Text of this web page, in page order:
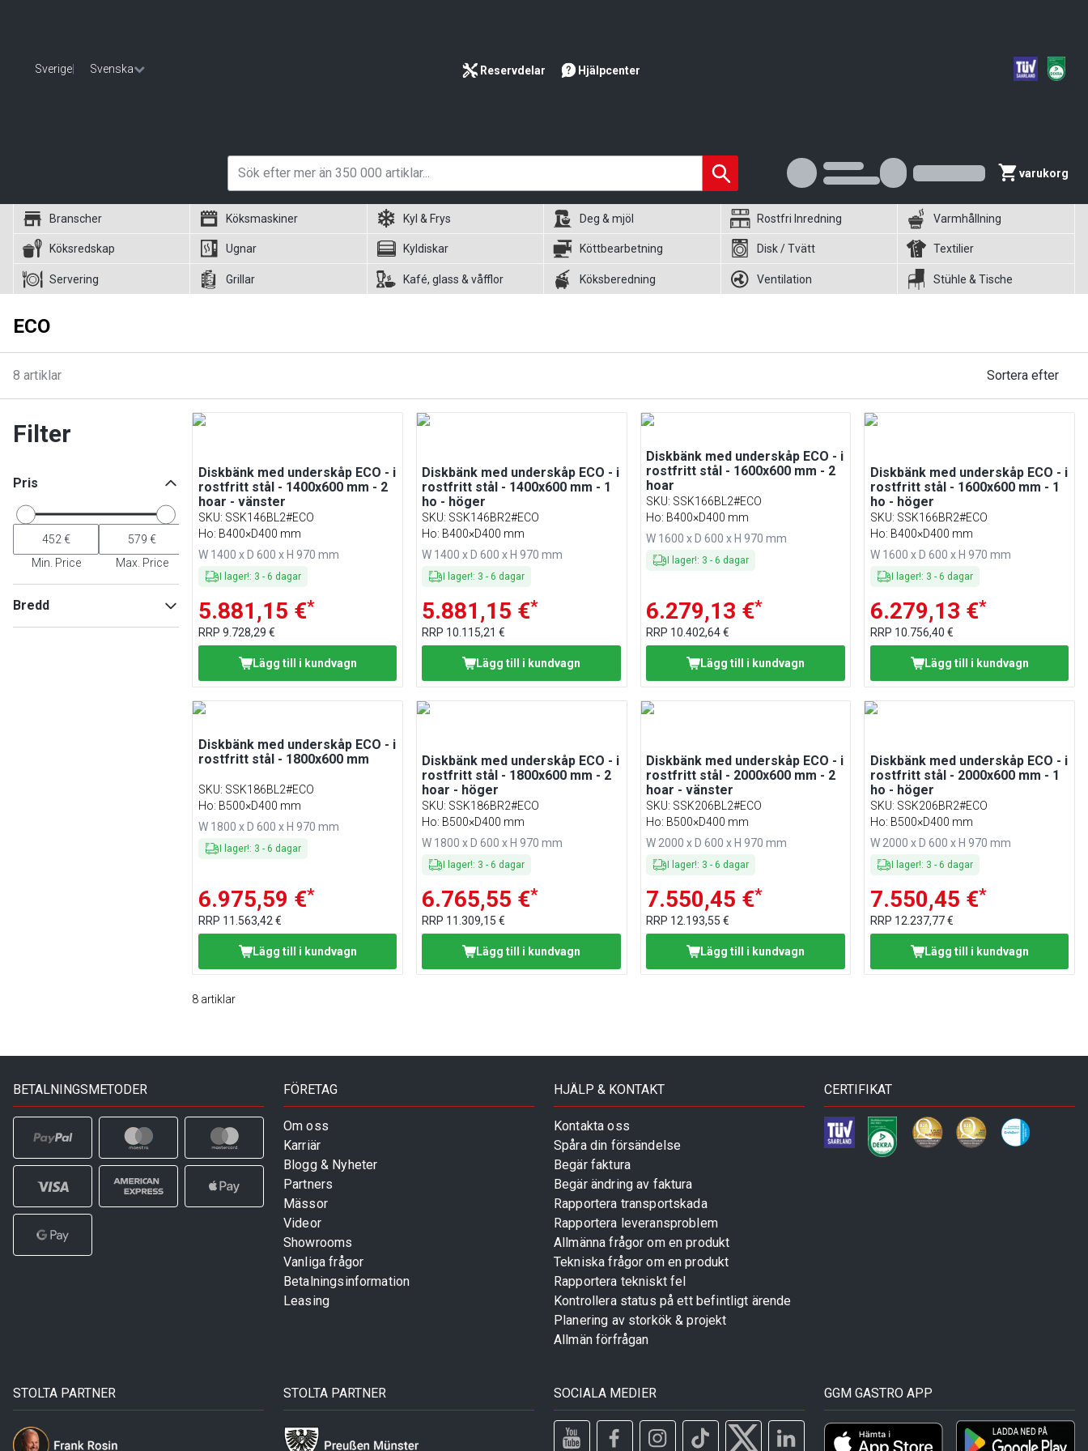
Sverige Svenska Reservdelar Hjälpcenter
varukorg
Branscher Köksmaskiner Kyl & Frys Deg & mjöl Rostfri Inredning Varmhållning
Köksredskap Ugnar Kyldiskar Köttbearbetning Disk / Tvätt Textilier
Servering Grillar Kafé, glass & våfflor Köksberedning Ventilation Stühle & Tische
ECO
8 artiklar Sortera efter
Filter
Pris
Min. Price Max. Price
Bredd
Diskbänk med underskåp ECO - i
rostfritt stål - 1400x600 mm - 2
hoar - vänster
SKU: SSK146BL2#ECO
Ho: B400×D400 mm
W 1400 x D 600 x H 970 mm
I lager!: 3 - 6 dagar
5.881,15 €*
RRP 9.728,29 €
Lägg till i kundvagn
Diskbänk med underskåp ECO - i
rostfritt stål - 1400x600 mm - 1
ho - höger
SKU: SSK146BR2#ECO
Ho: B400×D400 mm
W 1400 x D 600 x H 970 mm
I lager!: 3 - 6 dagar
5.881,15 €*
RRP 10.115,21 €
Lägg till i kundvagn
Diskbänk med underskåp ECO - i
rostfritt stål - 1600x600 mm - 2
hoar
SKU: SSK166BL2#ECO
Ho: B400×D400 mm
W 1600 x D 600 x H 970 mm
I lager!: 3 - 6 dagar
6.279,13 €*
RRP 10.402,64 €
Lägg till i kundvagn
Diskbänk med underskåp ECO - i
rostfritt stål - 1600x600 mm - 1
ho - höger
SKU: SSK166BR2#ECO
Ho: B400×D400 mm
W 1600 x D 600 x H 970 mm
I lager!: 3 - 6 dagar
6.279,13 €*
RRP 10.756,40 €
Lägg till i kundvagn
Diskbänk med underskåp ECO - i
rostfritt stål - 1800x600 mm
SKU: SSK186BL2#ECO
Ho: B500×D400 mm
W 1800 x D 600 x H 970 mm
I lager!: 3 - 6 dagar
6.975,59 €*
RRP 11.563,42 €
Lägg till i kundvagn
Diskbänk med underskåp ECO - i
rostfritt stål - 1800x600 mm - 2
hoar - höger
SKU: SSK186BR2#ECO
Ho: B500×D400 mm
W 1800 x D 600 x H 970 mm
I lager!: 3 - 6 dagar
6.765,55 €*
RRP 11.309,15 €
Lägg till i kundvagn
Diskbänk med underskåp ECO - i
rostfritt stål - 2000x600 mm - 2
hoar - vänster
SKU: SSK206BL2#ECO
Ho: B500×D400 mm
W 2000 x D 600 x H 970 mm
I lager!: 3 - 6 dagar
7.550,45 €*
RRP 12.193,55 €
Lägg till i kundvagn
Diskbänk med underskåp ECO - i
rostfritt stål - 2000x600 mm - 1
ho - höger
SKU: SSK206BR2#ECO
Ho: B500×D400 mm
W 2000 x D 600 x H 970 mm
I lager!: 3 - 6 dagar
7.550,45 €*
RRP 12.237,77 €
Lägg till i kundvagn
8 artiklar
BETALNINGSMETODER FÖRETAG
Om oss
Karriär
Blogg & Nyheter
Partners
Mässor
Videor
Showrooms
Vanliga frågor
Betalningsinformation
Leasing
HJÄLP & KONTAKT
Kontakta oss
Spåra din försändelse
Begär faktura
Begär ändring av faktura
Rapportera transportskada
Rapportera leveransproblem
Allmänna frågor om en produkt
Tekniska frågor om en produkt
Rapportera tekniskt fel
Kontrollera status på ett befintligt ärende
Planering av storkök & projekt
Allmän förfrågan
CERTIFIKAT
STOLTA PARTNER STOLTA PARTNER SOCIALA MEDIER GGM GASTRO APP